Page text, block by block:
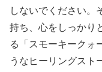
しないでください。
持ち、心をしっかり
る「スモーキークォ
うなヒーリングスト